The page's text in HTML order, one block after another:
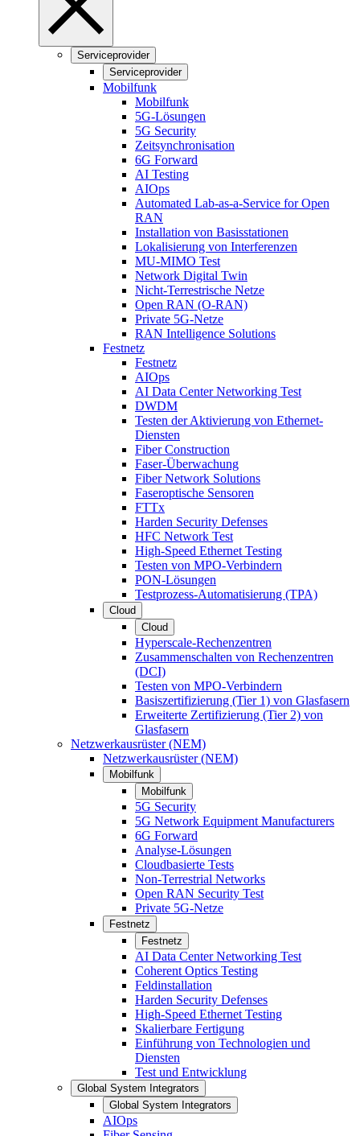
Serviceprovider
Serviceprovider
Mobilfunk
Mobilfunk
5G-Lösungen
5G Security
Zeitsynchronisation
6G Forward
AI Testing
AIOps
Automated Lab-as-a-Service for Open
RAN
Installation von Basisstationen
Lokalisierung von Interferenzen
MU-MIMO Test
Network Digital Twin
Nicht-Terrestrische Netze
Open RAN (O-RAN)
Private 5G-Netze
RAN Intelligence Solutions
Festnetz
Festnetz
AIOps
AI Data Center Networking Test
DWDM
Testen der Aktivierung von Ethernet-
Diensten
Fiber Construction
Faser-Überwachung
Fiber Network Solutions
Faseroptische Sensoren
FTTx
Harden Security Defenses
HFC Network Test
High-Speed Ethernet Testing
Testen von MPO-Verbindern
PON-Lösungen
Testprozess-Automatisierung (TPA)
Cloud
Cloud
Hyperscale-Rechenzentren
Zusammenschalten von Rechenzentren
(DCI)
Testen von MPO-Verbindern
Basiszertifizierung (Tier 1) von Glasfasern
Erweiterte Zertifizierung (Tier 2) von
Glasfasern
Netzwerkausrüster (NEM)
Netzwerkausrüster (NEM)
Mobilfunk
Mobilfunk
5G Security
5G Network Equipment Manufacturers
6G Forward
Analyse-Lösungen
Cloudbasierte Tests
Non-Terrestrial Networks
Open RAN Security Test
Private 5G-Netze
Festnetz
Festnetz
AI Data Center Networking Test
Coherent Optics Testing
Feldinstallation
Harden Security Defenses
High-Speed Ethernet Testing
Skalierbare Fertigung
Einführung von Technologien und
Diensten
Test und Entwicklung
Global System Integrators
Global System Integrators
AIOps